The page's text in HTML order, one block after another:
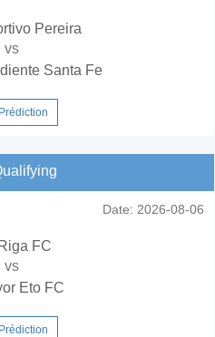
Pereira
vs
Santa Fe
Date: 2026-08-06
Riga FC
vs
Eto FC